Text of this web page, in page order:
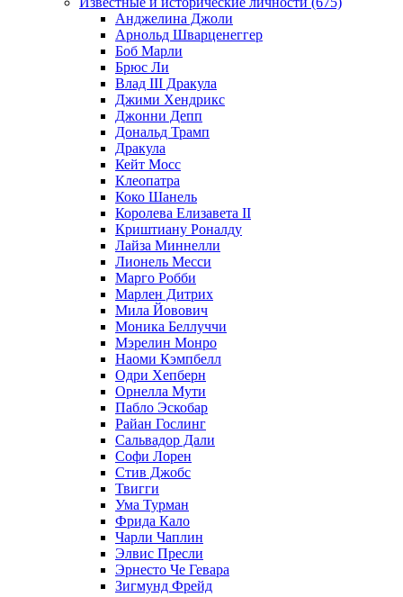
Анджелина Джоли
Арнольд Шварценеггер
Боб Марли
Брюс Ли
Влад III Дракула
Джими Хендрикс
Джонни Депп
Дональд Трамп
Дракула
Кейт Мосс
Клеопатра
Коко Шанель
Королева Елизавета II
Криштиану Роналду
Лайза Миннелли
Лионель Месси
Марго Робби
Марлен Дитрих
Мила Йовович
Моника Беллуччи
Мэрелин Монро
Наоми Кэмпбелл
Одри Хепберн
Орнелла Мути
Пабло Эскобар
Райан Гослинг
Сальвадор Дали
Софи Лорен
Стив Джобс
Твигги
Ума Турман
Фрида Кало
Чарли Чаплин
Элвис Пресли
Эрнесто Че Гевара
Зигмунд Фрейд